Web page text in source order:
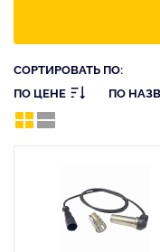
СОРТИРОВАТЬ ПО:
ПО ЦЕНЕ
ПО